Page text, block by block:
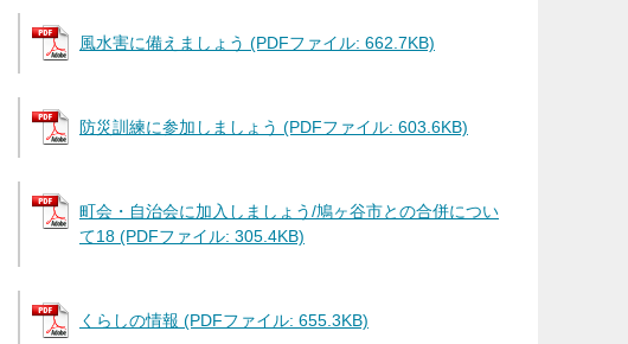
風水害に備えましょう (PDFファイル: 662.7KB)
防災訓練に参加しましょう (PDFファイル: 603.6KB)
町会・自治会に加入しましょう/鳩ヶ谷市との合併につい
て18 (PDFファイル: 305.4KB)
くらしの情報 (PDFファイル: 655.3KB)